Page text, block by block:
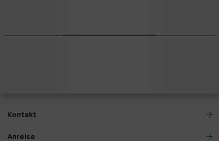
Kontakt
Anreise